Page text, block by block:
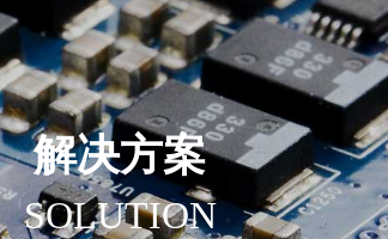
解决方案
SOLUTION